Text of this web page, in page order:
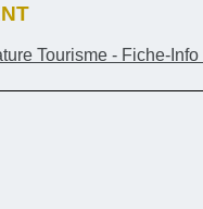
Tourisme - Fiche-Info